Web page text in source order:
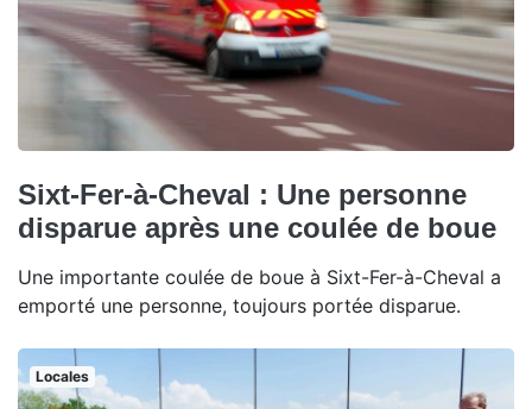
Sixt-Fer-à-Cheval : Une personne
disparue après une coulée de boue
Une importante coulée de boue à Sixt-Fer-à-Cheval a
emporté une personne, toujours portée disparue.
Locales